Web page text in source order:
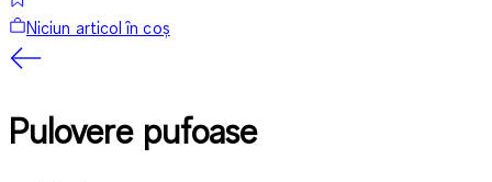
Niciun articol în coș
Pulovere pufoase